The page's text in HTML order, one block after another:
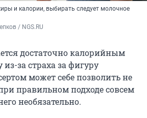
и калории, выбирать следует молочное
/ NGS.RU
достаточно калорийным
из-за страха за фигуру
может себе позволить не
правильном подходе совсем
необязательно.